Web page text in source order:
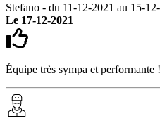
Stefano - du 11-12-2021 au 15-
Le 17-12-2021
Équipe très sympa et performante